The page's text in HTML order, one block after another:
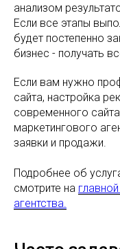
анализом
Если все этапы
будет постепенно
бизнес - получать
Если вам нужно
сайта, настройка
современного
маркетингового
заявки и продажи.
Подробнее об
смотрите на
агентства.